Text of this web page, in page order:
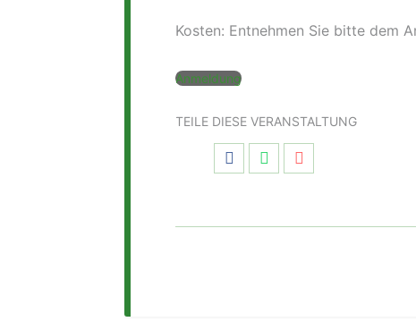
Kosten: Entnehmen Sie bitte dem
Anmeldung
TEILE DIESE VERANSTALTUNG